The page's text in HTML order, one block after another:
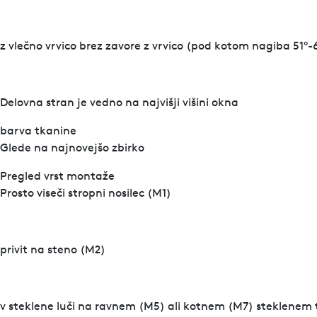
z vlečno vrvico brez zavore z vrvico (pod kotom nagiba 51°-
Delovna stran je vedno na najvišji višini okna
barva tkanine
Glede na najnovejšo zbirko
Pregled vrst montaže
Prosto viseči stropni nosilec (M1)
privit na steno (M2)
v steklene luči na ravnem (M5) ali kotnem (M7) steklenem